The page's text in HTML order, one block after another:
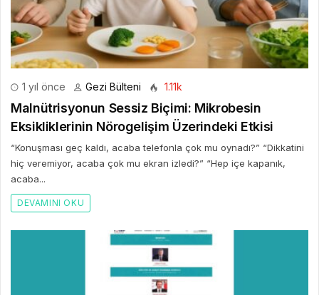
1 yıl önce Gezi Bülteni 1.11k
Malnütrisyonun Sessiz Biçimi: Mikrobesin
Eksikliklerinin Nörogelişim Üzerindeki Etkisi
“Konuşması geç kaldı, acaba telefonla çok mu oynadı?” “Dikkatini
hiç veremiyor, acaba çok mu ekran izledi?” “Hep içe kapanık,
acaba...
DEVAMINI OKU